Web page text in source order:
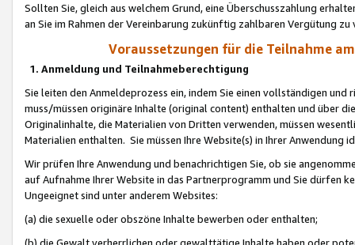
Sollten Sie, gleich aus welchem Grund, eine Überschusszahlung
an Sie im Rahmen der Vereinbarung zukünftig zahlbaren Vergütung zu
Voraussetzungen für die Teilnahme
1. Anmeldung und Teilnahmeberechtigung
Sie leiten den Anmeldeprozess ein, indem Sie einen vollständigen
muss/müssen originäre Inhalte (original content) enthalten und über
Originalinhalte, die Materialien von Dritten verwenden, müssen
Materialien enthalten. Sie müssen Ihre Website(s) in Ihrer Anwendung
Wir prüfen Ihre Anwendung und benachrichtigen Sie, ob sie
auf Aufnahme Ihrer Website in das Partnerprogramm und Sie dürfen
Ungeeignet sind unter anderem Websites:
(a) die sexuelle oder obszöne Inhalte bewerben oder enthalten;
(b) die Gewalt verherrlichen oder gewalttätige Inhalte haben oder